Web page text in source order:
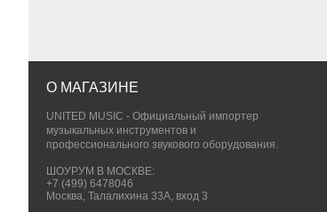
О МАГАЗИНЕ
UNITED MUSIC - Официальный импортер
музыкальных инструментов и
профессионального звукового оборудования.
ШОУРУМ В МОСКВЕ:
+7 (499) 6478046
Москва, Талалихина 33А, вход 3